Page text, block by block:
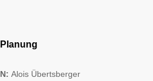
Planung
N: Alois Übertsberger